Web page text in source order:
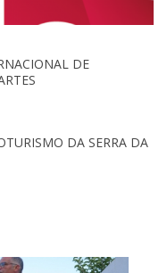
DE
DA SERRA DA